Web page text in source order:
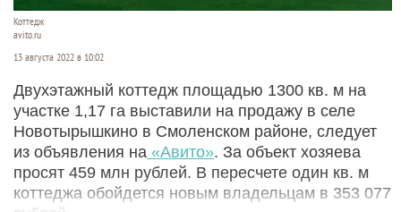
Коттедж
avito.ru
13 августа 2022 в 10:02
Двухэтажный коттедж площадью 1300 кв. м на
участке 1,17 га выставили на продажу в селе
Новотырышкино в Смоленском районе, следует
из объявления на «Авито». За объект хозяева
просят 459 млн рублей. В пересчете один кв. м
коттеджа обойдется новым владельцам в 353 077